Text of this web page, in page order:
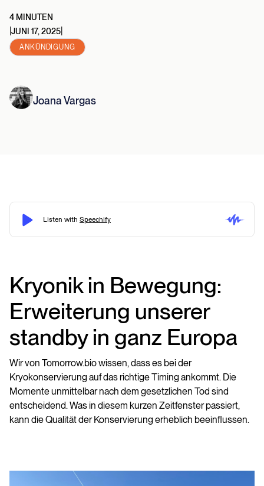
4 MINUTEN
JUNI 17, 2025
ANKÜNDIGUNG
Joana Vargas
Kryonik in Bewegung:
Erweiterung unserer
standby in ganz Europa
Wir von Tomorrow.bio wissen, dass es bei der
Kryokonservierung auf das richtige Timing ankommt. Die
Momente unmittelbar nach dem gesetzlichen Tod sind
entscheidend. Was in diesem kurzen Zeitfenster passiert,
kann die Qualität der Konservierung erheblich beeinflussen.